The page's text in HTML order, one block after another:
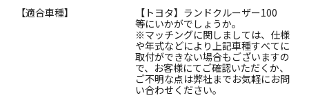
【適合車種】
【トヨタ】ランドクルーザー100
等にいかがでしょうか。
※マッチングに関しましては、仕様
や年式などにより上記車種すべてに
取付ができない場合もございますの
で、お客様にてご確認いただくか、
ご不明な点は弊社までお気軽にお問
い合わせください。